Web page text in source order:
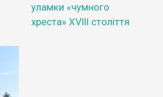
уламки «чумного
хреста» XVIII століття